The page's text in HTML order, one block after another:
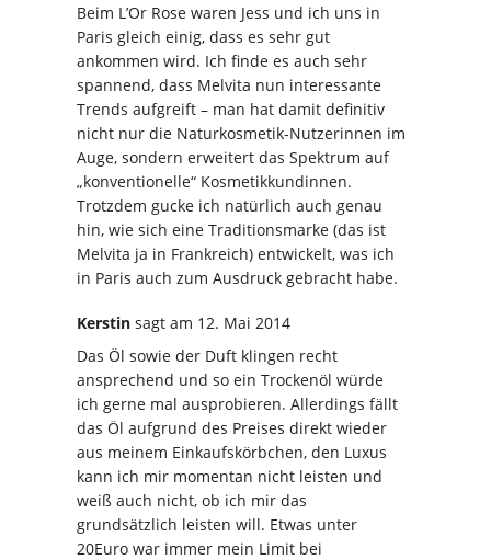
Beim L’Or Rose waren Jess und ich uns in
Paris gleich einig, dass es sehr gut
ankommen wird. Ich finde es auch sehr
spannend, dass Melvita nun interessante
Trends aufgreift – man hat damit definitiv
nicht nur die Naturkosmetik-Nutzerinnen im
Auge, sondern erweitert das Spektrum auf
„konventionelle“ Kosmetikkundinnen.
Trotzdem gucke ich natürlich auch genau
hin, wie sich eine Traditionsmarke (das ist
Melvita ja in Frankreich) entwickelt, was ich
in Paris auch zum Ausdruck gebracht habe.
Kerstin sagt am 12. Mai 2014
Das Öl sowie der Duft klingen recht
ansprechend und so ein Trockenöl würde
ich gerne mal ausprobieren. Allerdings fällt
das Öl aufgrund des Preises direkt wieder
aus meinem Einkaufskörbchen, den Luxus
kann ich mir momentan nicht leisten und
weiß auch nicht, ob ich mir das
grundsätzlich leisten will. Etwas unter
20Euro war immer mein Limit bei